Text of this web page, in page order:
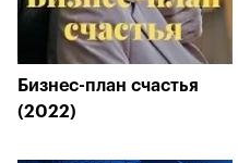
Бизнес-план счастья
(2022)